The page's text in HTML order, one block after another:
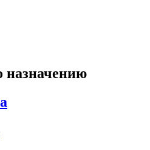
назначению